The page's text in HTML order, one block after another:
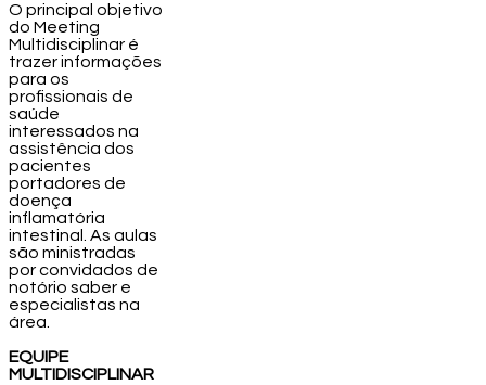
O principal objetivo
do Meeting
Multidisciplinar é
trazer informações
para os
profissionais de
saúde
interessados na
assistência dos
pacientes
portadores de
doença
inflamatória
intestinal. As aulas
são ministradas
por convidados de
notório saber e
especialistas na
área.
EQUIPE
MULTIDISCIPLINAR